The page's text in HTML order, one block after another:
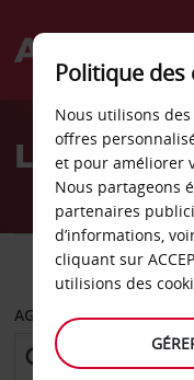
Welcome
AvisLocation
VOITURE
AGENCE DE DÉPART
Politique des
Nous utilisons
offres
et pour améliorer
Nous partageons
partenaires
d’informations,
cliquant sur
utilisions des